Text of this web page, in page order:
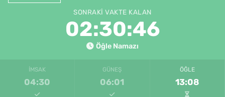
SONRAKI VAKTE KALAN
02:30:46
Öğle Namazı
İMSAK
04:30
GÜNEŞ
06:01
ÖĞLE
13:08